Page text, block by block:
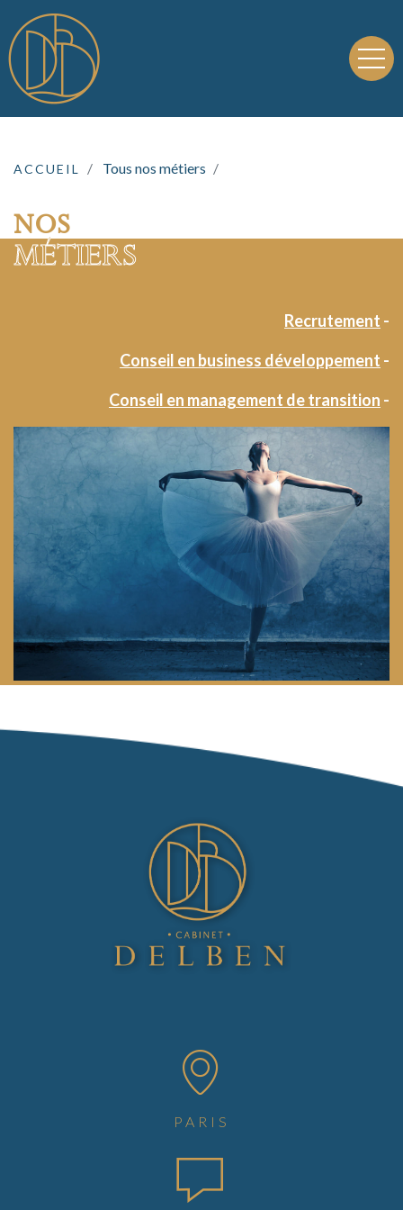
ACCUEIL Tous nos métiers
NOS
MÉTIERS
Recrutement -
Conseil en business développement -
Conseil en management de transition -
PARIS